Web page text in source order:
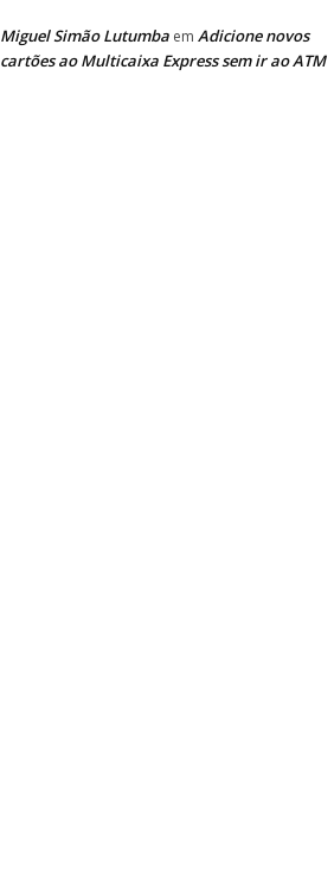
Miguel Simão Lutumba em Adicione novos
cartões ao Multicaixa Express sem ir ao ATM